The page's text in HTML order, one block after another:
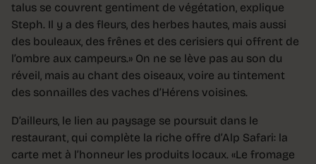
talus se couvrent gentiment de végétation, explique
Steph. Il y a des fleurs, des herbes hautes, mais aussi
des bouleaux, des frênes et des cerisiers qui offrent de
l’ombre aux campeurs.» On ne se lève pas au son du
réveil, mais au chant des oiseaux, voire au tintement
des sonnailles des vaches d’Hérens voisines.
D’ailleurs, le lien au paysage se poursuit dans le
restaurant, qui complète la riche offre d’Alp Safari: la
carte met à l’honneur les produits locaux. «Le fromage